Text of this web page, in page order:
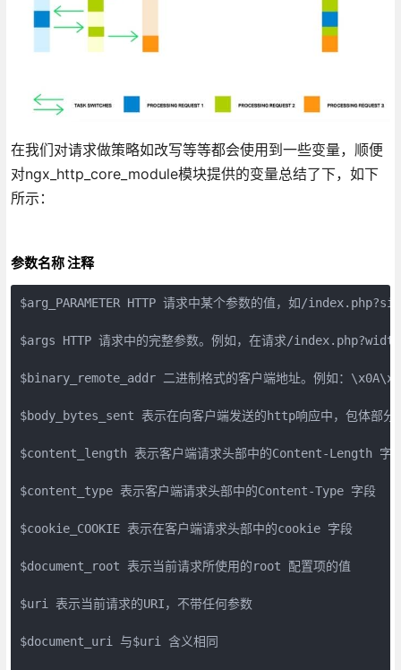
在我们对请求做策略如改写等等都会使用到一些变量，顺便
对ngx_http_core_module模块提供的变量总结了下，如下
所示：
参数名称 注释
$arg_PARAMETER HTTP 请求中某个参数的值，如/
$args HTTP 请求中的完整参数。例如，在请求/
$binary_remote_addr 二进制格式的客户端地址。例如：
$body_bytes_sent 表示在向客户端发送的http响应中，包体部分
$content_length 表示客户端请求头部中的Content-Length 字
$content_type 表示客户端请求头部中的Content-Type 字段
$cookie_COOKIE 表示在客户端请求头部中的cookie 字段
$document_root 表示当前请求所使用的root 配置项的值
$uri 表示当前请求的URI，不带任何参数
$document_uri 与$uri 含义相同